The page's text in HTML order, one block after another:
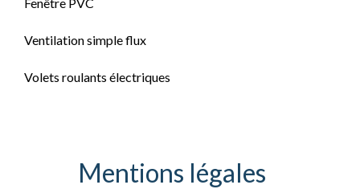
Ventilation simple flux
Volets roulants électriques
Mentions légales